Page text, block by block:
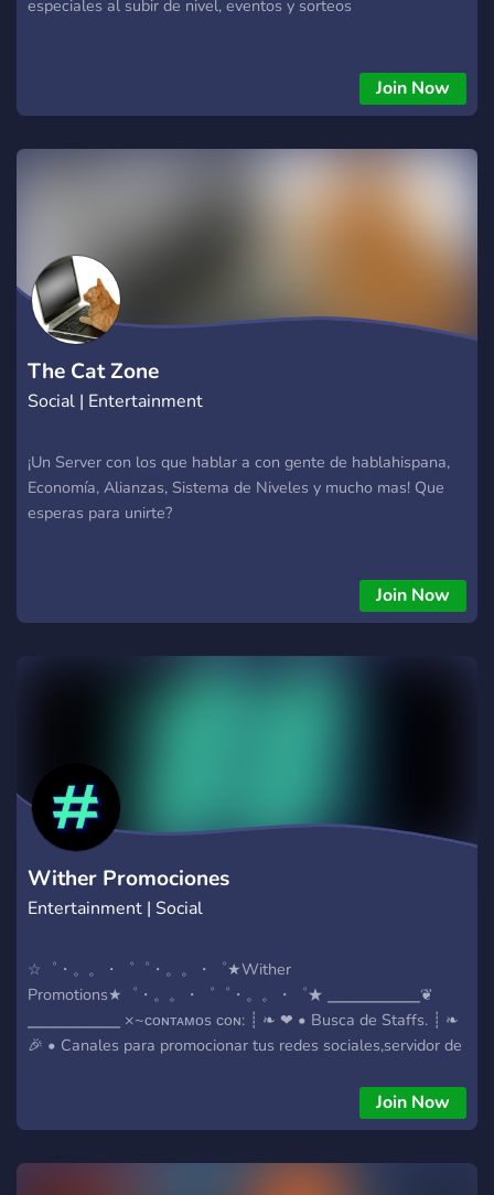
especiales al subir de nivel, eventos y sorteos
Join Now
The Cat Zone
Social | Entertainment
¡Un Server con los que hablar a con gente de hablahispana,
Economía, Alianzas, Sistema de Niveles y mucho mas! Que
esperas para unirte?
Join Now
Wither Promociones
Entertainment | Social
☆゜・。。・゜゜・。。・゜★Wither
Promotions★゜・。。・゜゜・。。・゜★ ╴╴╴╴╴╴❦
╴╴╴╴╴╴ ×~ᴄᴏɴᴛᴀᴍᴏs ᴄᴏɴ: ┊ ❧ ❤ • Busca de Staffs. ┊ ❧
🎉 • Canales para promocionar tus redes sociales,servidor de
dudas,recomendaciones y soporte publico ┊ ❧ 💈 • Roles y
Join Now